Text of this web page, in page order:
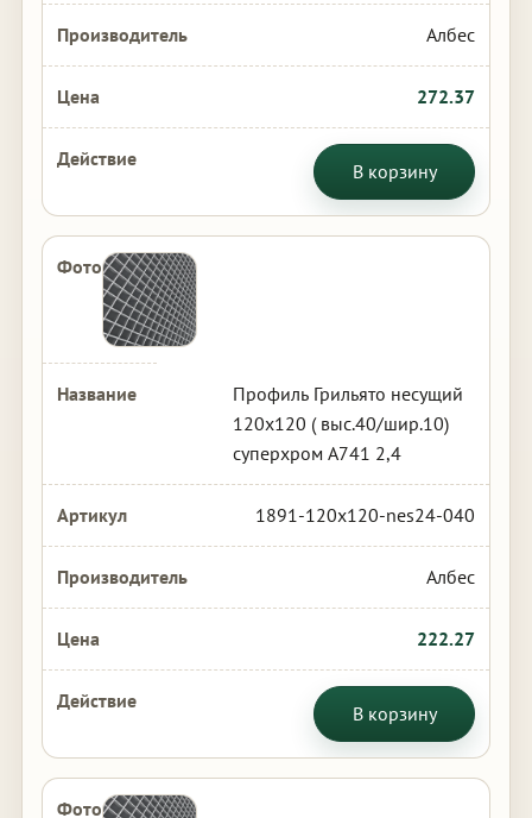
Албес
272.37
В корзину
Профиль Грильято несущий
120х120 ( выс.40/шир.10)
суперхром А741 2,4
1891-120x120-nes24-040
Албес
222.27
В корзину